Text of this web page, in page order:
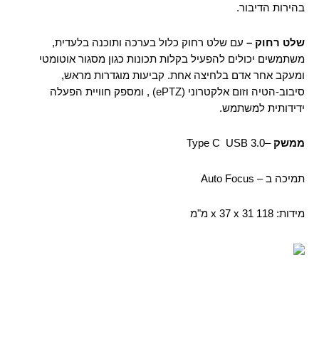
בהירות הדיבור.
שלט רחוק – עם שלט רחוק כלול בערכה ותוכנה בלעדית,
משתמשים יכולים להפעיל בקלות תכונות כגון מסגור אוטומטי
ומעקב אחר אדם בלחיצה אחת. קביעות מוגדרות מראש,
סיבוב-הטיה וזום אלקטרוני (ePTZ) , ומספק חוויית הפעלה
ידידותית למשתמש.
ממשק–Type C USB 3.0
תמיכה ב – Auto Focus
מידות: 118 x 37 x 31 מ"מ